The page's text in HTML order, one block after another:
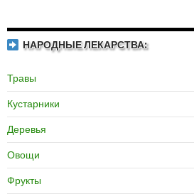
НАРОДНЫЕ ЛЕКАРСТВА:
Травы
Кустарники
Деревья
Овощи
Фрукты